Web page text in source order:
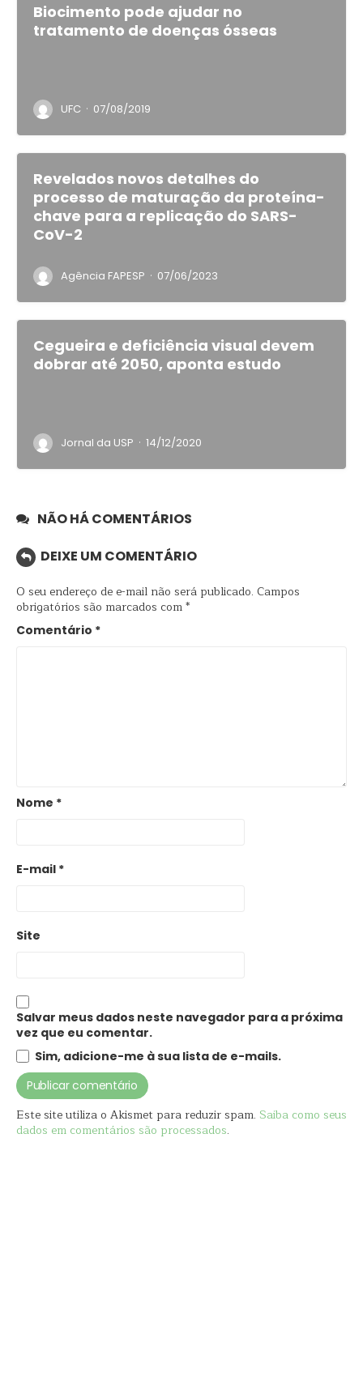
Biocimento pode ajudar no
tratamento de doenças ósseas
UFC · 07/08/2019
Revelados novos detalhes do
processo de maturação da proteína-
chave para a replicação do SARS-
CoV-2
Agência FAPESP · 07/06/2023
Cegueira e deficiência visual devem
dobrar até 2050, aponta estudo
Jornal da USP · 14/12/2020
NÃO HÁ COMENTÁRIOS
DEIXE UM COMENTÁRIO
O seu endereço de e-mail não será publicado. Campos
obrigatórios são marcados com*
Comentário *
Nome *
E-mail *
Site
Salvar meus dados neste navegador para a próxima
vez que eu comentar.
Sim, adicione-me à sua lista de e-mails.
Este site utiliza o Akismet para reduzir spam. Saiba como seus
dados em comentários são processados.